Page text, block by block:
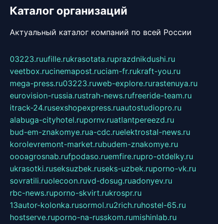
Каталог организаций
Актуальный каталог компаний по всей России
03223.ruufille.rukrasotata.ruprazdnikdushi.ru
veetbox.rucinemapost.ruciam-fr.rukraft-you.ru
mega-press.ru03223.ruweb-explore.rurastenuya.ru
eurovision-russia.rustrah-news.rufreeride-team.ru
itrack-24.rusexshopexpress.ruautostudiopro.ru
alabuga-cityhotel.rupornv.ruatlantpereezd.ru
bud-em-znakomye.rua-cdc.ruelektrostal-news.ru
korolevremont-market.rubudem-znakomye.ru
oooagrosnab.rufpodaso.ruemfire.rupro-otdelky.ru
ukrasotki.ruseksuzbek.ruseks-uzbek.ruporno-vk.ru
sovratili.ruolecoon.ruvd-dosug.ruadonyev.ru
rbc-news.ruporno-skvirt.rukrospr.ru
13autor-kolonka.rusormol.ru2rich.ruhostel-65.ru
hostserve.ruporno-na-russkom.rumishinlab.ru